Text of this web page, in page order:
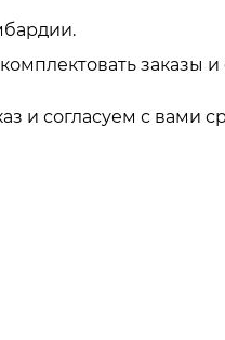
заказы
и согласуем с вами